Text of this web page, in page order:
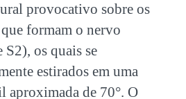
provocativo sobre os
formam o nervo
os quais se
estirados em uma
aproximada de 70°. O